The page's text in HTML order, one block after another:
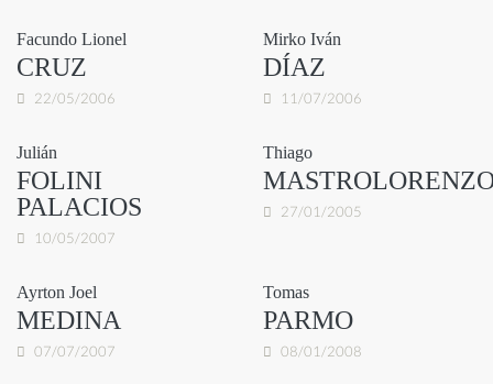
Facundo Lionel
CRUZ
22/05/2006
Mirko Iván
DÍAZ
11/07/2006
Julián
FOLINI
PALACIOS
10/05/2007
Thiago
27/01/2005
Ayrton Joel
MEDINA
07/07/2007
Tomas
PARMO
08/01/2008